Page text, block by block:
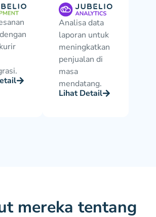
Analisa data
laporan untuk
meningkatkan
penjualan di
masa
mendatang.
Lihat Detail
mereka tentang